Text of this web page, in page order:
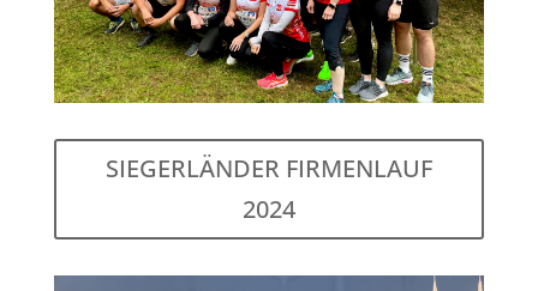
SIEGERLÄNDER FIRMENLAUF
2024